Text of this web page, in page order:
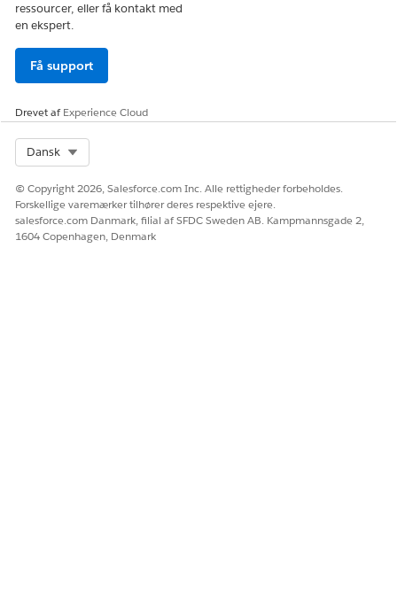
ressourcer, eller få kontakt med
en ekspert.
Få support
Drevet afExperience Cloud
Dansk
© Copyright 2026, Salesforce.com Inc. Alle rettigheder forbeholdes.
Forskellige varemærker tilhører deres respektive ejere.
salesforce.com Danmark, filial af SFDC Sweden AB. Kampmannsgade 2,
1604 Copenhagen, Denmark